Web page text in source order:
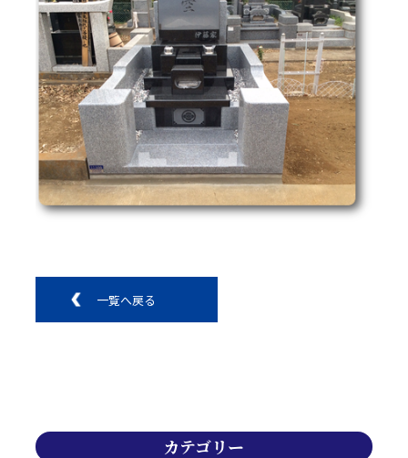
一覧へ戻る
カテゴリー